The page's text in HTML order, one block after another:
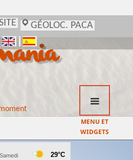
GÉOLOC. PACA
MENU ET
WIDGETS